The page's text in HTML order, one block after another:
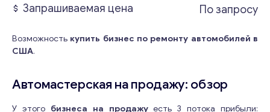
Запрашиваемая цена
По запросу
Возможность купить бизнес по ремонту автомобилей в
США.
Автомастерская на продажу: обзор
У этого бизнеса на продажуесть 3 потока прибыли: